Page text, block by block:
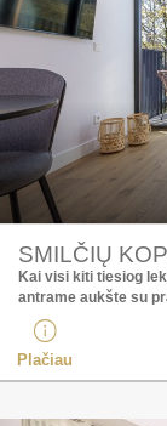
SMILČIŲ
Kai visi kiti tiesiog
antrame aukšte su
Plačiau